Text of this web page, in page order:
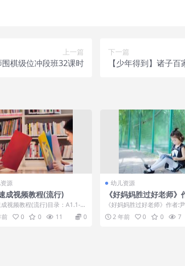
上一篇
围棋级位冲段班32课时
下一篇
【少年得到】诸子
源
成视频教程(流行)
视频教程(流行)目录：A1.1-基
正确的呼吸.mp4A1.2-声...
前 0 0 11 0
幼儿资源
《好妈妈胜过好老师》
建莉内含音频视频思维
《好妈妈胜过好老师》作者:
含音频视频思维导图[百度云网
许多家教...
2 年前 0 0 7